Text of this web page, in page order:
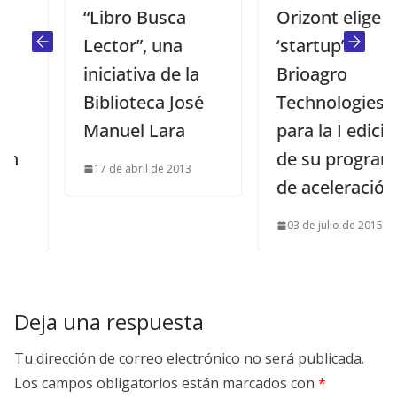
“Libro Busca
Lector”, una
iniciativa de la
Biblioteca José
Manuel Lara
17 de abril de 2013
Orizont elige a la
‘startup’
Brioagro
Technologies
para la I edición
de su programa
de aceleración
03 de julio de 2015
Deja una respuesta
Tu dirección de correo electrónico no será publicada.
Los campos obligatorios están marcados con *